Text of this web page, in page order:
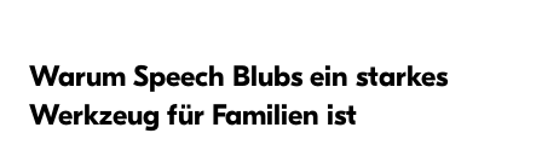
Warum Speech Blubs ein starkes
Werkzeug für Familien ist